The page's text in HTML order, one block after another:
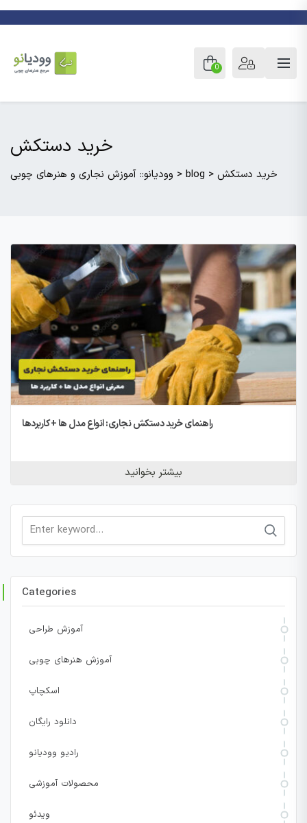
0
خرید دستکش
وودیانو:: آموزش نجاری و هنرهای چوبی > blog > خرید دستکش
راهنمای خرید دستکش نجاری: انواع مدل ها + کاربردها
بیشتر بخوانید
Search
Categories
آموزش طراحی
آموزش هنرهای چوبی
اسکچاپ
دانلود رایگان
رادیو وودیانو
محصولات آموزشی
ویدئو